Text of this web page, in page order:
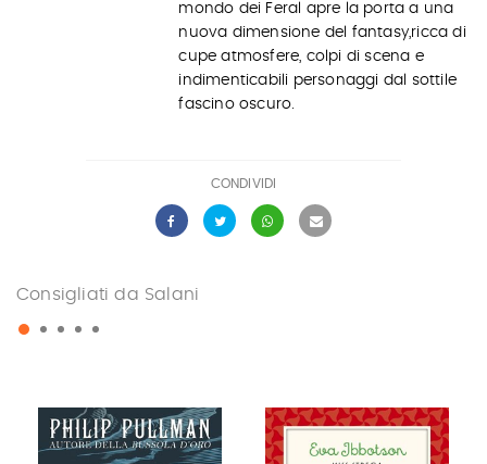
mondo dei Feral apre la porta a una
nuova dimensione del fantasy,ricca di
cupe atmosfere, colpi di scena e
indimenticabili personaggi dal sottile
fascino oscuro.
CONDIVIDI
Consigliati da Salani